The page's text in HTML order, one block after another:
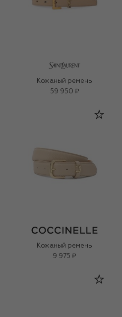
Кожаный ремень
59 950 ₽
Кожаный ремень
9 975 ₽